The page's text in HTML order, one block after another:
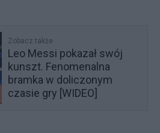
Zobacz także
Leo Messi pokazał swój
kunszt. Fenomenalna
bramka w doliczonym
czasie gry [WIDEO]